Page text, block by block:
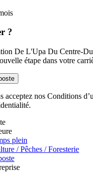
?
De L'Upa Du Centre-
étape dans votre
acceptez nos Conditions
plein
/ Pêches / Foresterie